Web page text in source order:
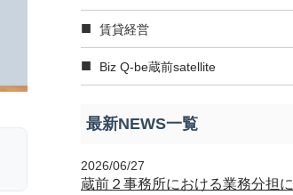
賃貸経営
Biz Q-be蔵前satellite
最新NEWS一覧
2026/06/27
蔵前２事務所における業務分担に